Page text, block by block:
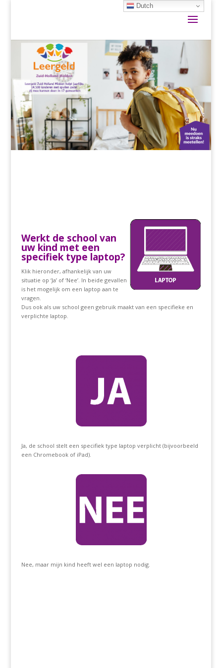
Werkt de school van
uw kind met een
specifiek type laptop?
Klik hieronder, afhankelijk van uw
situatie op ‘Ja’ of ‘Nee’. In beide gevallen
is het mogelijk om een laptop aan te
vragen.
Dus ook als uw school geen gebruik maakt van een specifieke en
verplichte laptop.
Ja, de school stelt een specifiek type laptop verplicht (bijvoorbeeld
een Chromebook of iPad).
Nee, maar mijn kind heeft wel een laptop nodig.
Dutch